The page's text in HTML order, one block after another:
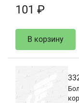
101 ₽
В корзину